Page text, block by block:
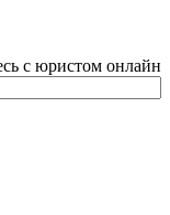
с юристом онлайн